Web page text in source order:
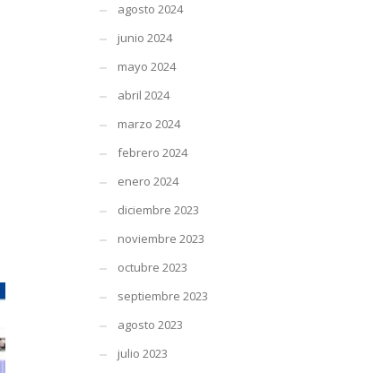
agosto 2024
junio 2024
mayo 2024
abril 2024
marzo 2024
febrero 2024
enero 2024
diciembre 2023
noviembre 2023
octubre 2023
septiembre 2023
agosto 2023
julio 2023